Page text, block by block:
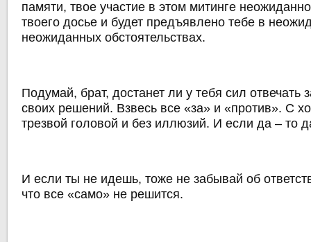
памяти, твое участие в этом митинге
твоего досье и будет предъявлено тебе в
неожиданных обстоятельствах.
Подумай, брат, достанет ли у тебя сил отвечать
своих решений. Взвесь все «за» и «против». С
трезвой головой и без иллюзий. И если да – то
И если ты не идешь, тоже не забывай об
что все «само» не решится.